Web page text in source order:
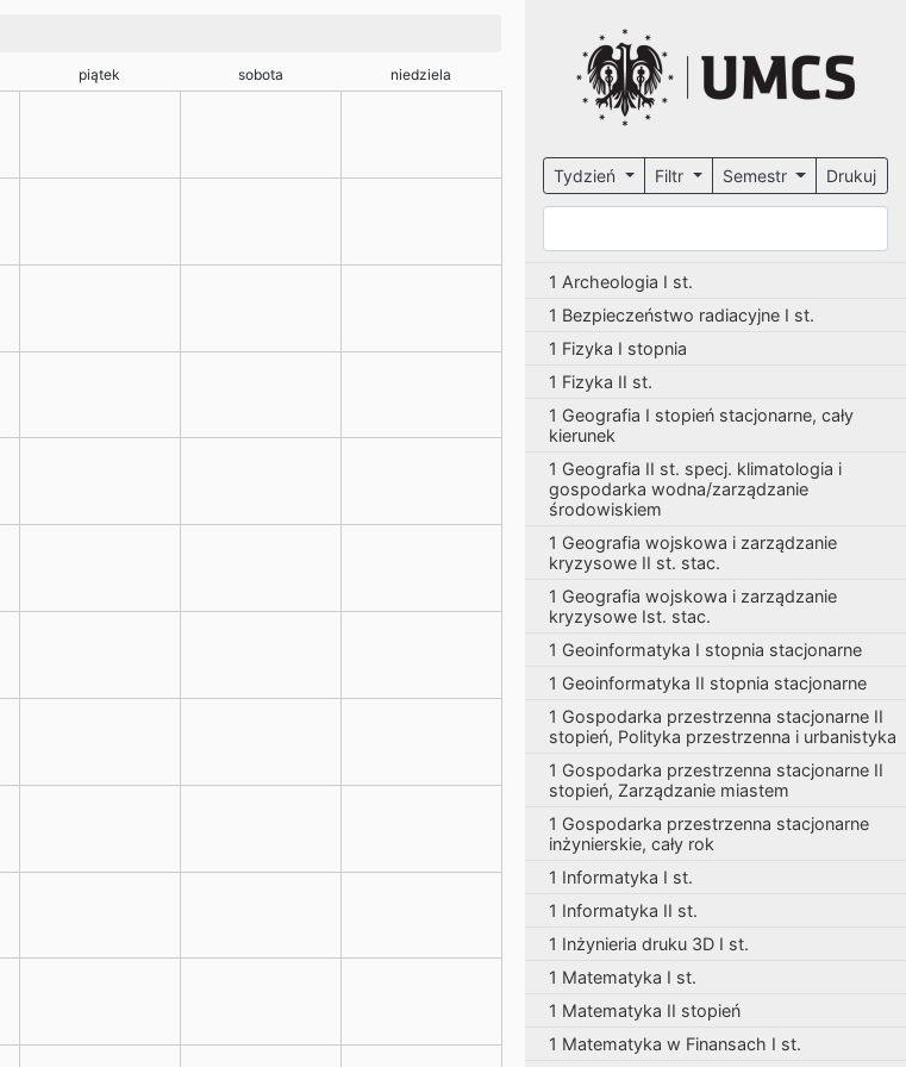
piątek sobota niedziela
Tydzień Filtr Semestr Drukuj
1 Archeologia I st.
1 Bezpieczeństwo radiacyjne I st.
1 Fizyka I stopnia
1 Fizyka II st.
1 Geografia I stopień stacjonarne, cały
kierunek
1 Geografia II st. specj. klimatologia i
gospodarka wodna/zarządzanie
środowiskiem
1 Geografia wojskowa i zarządzanie
kryzysowe II st. stac.
1 Geografia wojskowa i zarządzanie
kryzysowe Ist. stac.
1 Geoinformatyka I stopnia stacjonarne
1 Geoinformatyka II stopnia stacjonarne
1 Gospodarka przestrzenna stacjonarne II
stopień, Polityka przestrzenna i urbanistyka
1 Gospodarka przestrzenna stacjonarne II
stopień, Zarządzanie miastem
1 Gospodarka przestrzenna stacjonarne
inżynierskie, cały rok
1 Informatyka I st.
1 Informatyka II st.
1 Inżynieria druku 3D I st.
1 Matematyka I st.
1 Matematyka II stopień
1 Matematyka w Finansach I st.